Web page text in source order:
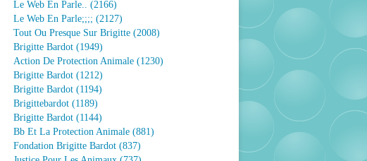
Le Web En Parle.. (2166)
Le Web En Parle;;;; (2127)
Tout Ou Presque Sur Brigitte (2008)
Brigitte Bardot (1949)
Action De Protection Animale (1230)
Brigitte Bardot (1212)
Brigitte Bardot (1194)
Brigittebardot (1189)
Brigitte Bardot (1144)
Bb Et La Protection Animale (881)
Fondation Brigitte Bardot (837)